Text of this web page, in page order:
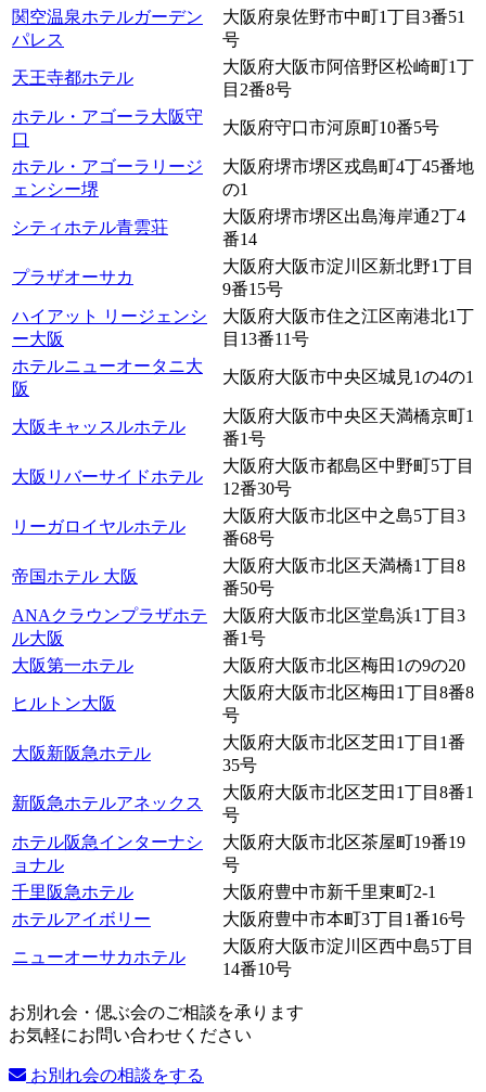
関空温泉ホテルガーデン
パレス
大阪府泉佐野市中町1丁目3番51
号
天王寺都ホテル
大阪府大阪市阿倍野区松崎町1丁
目2番8号
ホテル・アゴーラ大阪守
口
大阪府守口市河原町10番5号
ホテル・アゴーラリージ
ェンシー堺
大阪府堺市堺区戎島町4丁45番地
の1
シティホテル青雲荘
大阪府堺市堺区出島海岸通2丁4
番14
プラザオーサカ
大阪府大阪市淀川区新北野1丁目
9番15号
ハイアット リージェンシ
ー大阪
大阪府大阪市住之江区南港北1丁
目13番11号
ホテルニューオータニ大
阪
大阪府大阪市中央区城見1の4の1
大阪キャッスルホテル
大阪府大阪市中央区天満橋京町1
番1号
大阪リバーサイドホテル
大阪府大阪市都島区中野町5丁目
12番30号
リーガロイヤルホテル
大阪府大阪市北区中之島5丁目3
番68号
帝国ホテル 大阪
大阪府大阪市北区天満橋1丁目8
番50号
ANAクラウンプラザホテ
ル大阪
大阪府大阪市北区堂島浜1丁目3
番1号
大阪第一ホテル
大阪府大阪市北区梅田1の9の20
ヒルトン大阪
大阪府大阪市北区梅田1丁目8番8
号
大阪新阪急ホテル
大阪府大阪市北区芝田1丁目1番
35号
新阪急ホテルアネックス
大阪府大阪市北区芝田1丁目8番1
号
ホテル阪急インターナシ
ョナル
大阪府大阪市北区茶屋町19番19
号
千里阪急ホテル
大阪府豊中市新千里東町2-1
ホテルアイボリー
大阪府豊中市本町3丁目1番16号
ニューオーサカホテル
大阪府大阪市淀川区西中島5丁目
14番10号
お別れ会・偲ぶ会のご相談を承ります
お気軽にお問い合わせください
お別れ会の相談をする